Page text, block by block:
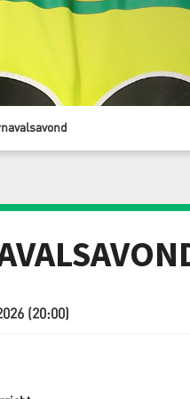
(20:00)